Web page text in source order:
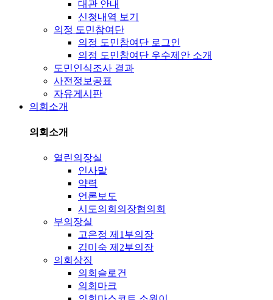
대관 안내
신청내역 보기
의정 도민참여단
의정 도민참여단 로그인
의정 도민참여단 우수제안 소개
도민인식조사 결과
사전정보공표
자유게시판
의회소개
의회소개
열린의장실
인사말
약력
언론보도
시도의회의장협의회
부의장실
고은정 제1부의장
김미숙 제2부의장
의회상징
의회슬로건
의회마크